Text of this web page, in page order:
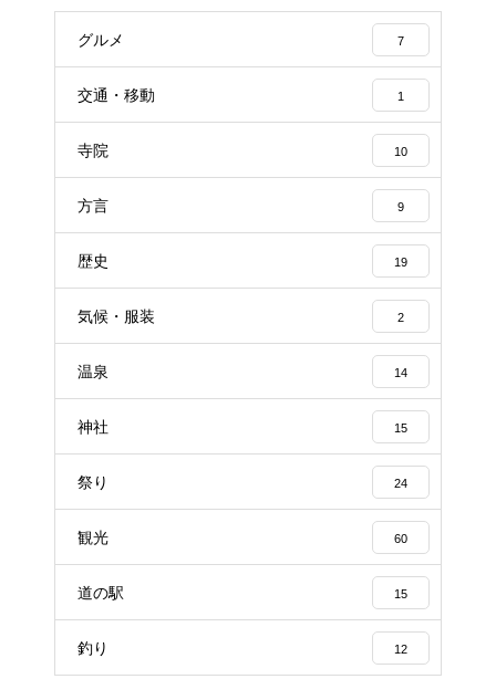
グルメ 7
交通・移動 1
寺院 10
方言 9
歴史 19
気候・服装 2
温泉 14
神社 15
祭り 24
観光 60
道の駅 15
釣り 12